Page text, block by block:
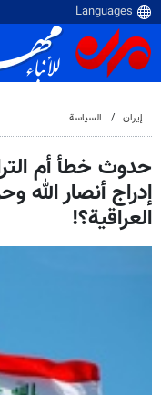
إيران السياسة
حدوث خطأ أم
إدراج أنصار الله
العراقية؟!